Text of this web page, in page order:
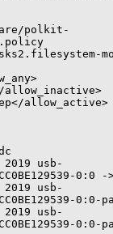
polkit-
usb-
usb-
usb-